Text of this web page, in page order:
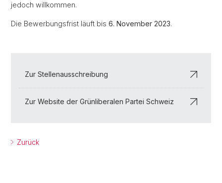
jedoch willkommen.
Die Bewerbungsfrist läuft bis 6. November 2023.
Zur Stellenausschreibung
Zur Website der Grünliberalen Partei Schweiz
Zurück